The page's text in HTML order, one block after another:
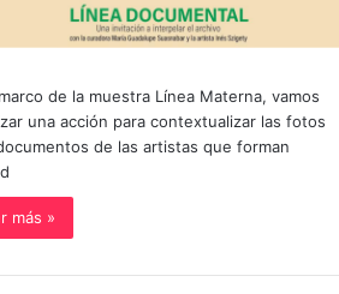
de la muestra Línea Materna, vamos
una acción para contextualizar las fotos
de las artistas que forman
más »